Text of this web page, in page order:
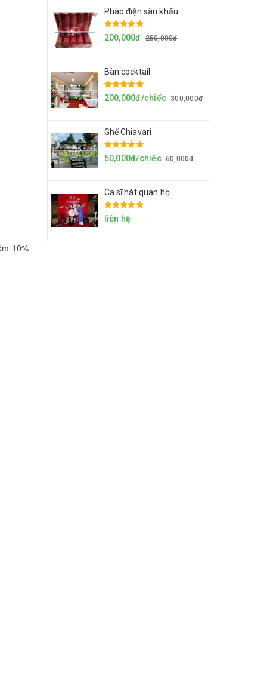
10%
Pháo điện sân khấu
200,000đ 250,000đ
Bàn cocktail
200,000đ/chiếc 300,000đ
Ghế Chiavari
50,000đ/chiếc 60,000đ
Ca sĩ hát quan họ
liên hệ